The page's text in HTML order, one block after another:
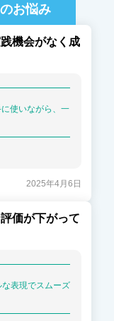
のお悩み
機会がなく成
使いながら、一
2025年4月6日
価が下がって
表現でスムーズ